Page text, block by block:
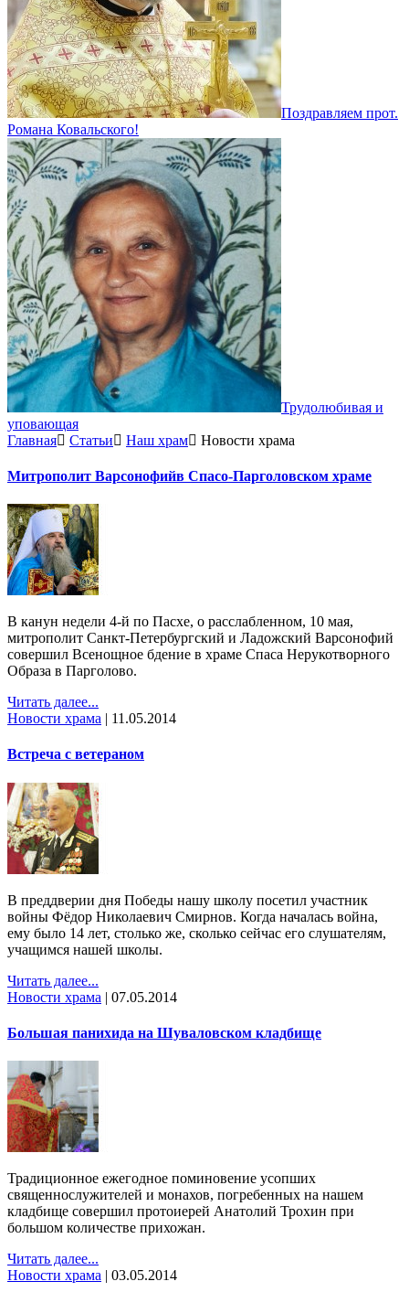
Поздравляем прот.
Романа Ковальского!
Трудолюбивая и
уповающая
Главная
Статьи Наш храм Новости храма
Митрополит Варсонофийв Спасо-Парголовском храме
В канун недели 4-й по Пасхе, о расслабленном, 10 мая,
митрополит Санкт-Петербургский и Ладожский Варсонофий
совершил Всенощное бдение в храме Спаса Нерукотворного
Образа в Парголово.
Читать далее...
Новости храма | 11.05.2014
Встреча с ветераном
В преддверии дня Победы нашу школу посетил участник
войны Фёдор Николаевич Смирнов. Когда началась война,
ему было 14 лет, столько же, сколько сейчас его слушателям,
учащимся нашей школы.
Читать далее...
Новости храма | 07.05.2014
Большая панихида на Шуваловском кладбище
Традиционное ежегодное поминовение усопших
священнослужителей и монахов, погребенных на нашем
кладбище совершил протоиерей Анатолий Трохин при
большом количестве прихожан.
Читать далее...
Новости храма | 03.05.2014